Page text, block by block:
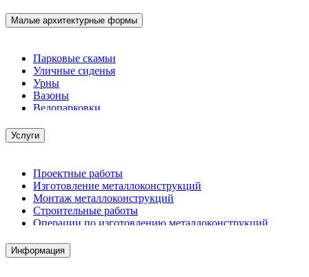
Малые архитектурные формы
Парковые скамьи
Уличные сиденья
Урны
Вазоны
Велопарковки
Услуги
Проектные работы
Изготовление металлоконструкций
Монтаж металлоконструкций
Строительные работы
Операции по изготовлению металлоконструкций
Комплектация металлопроката
Изготовление винтовых свай
Информация